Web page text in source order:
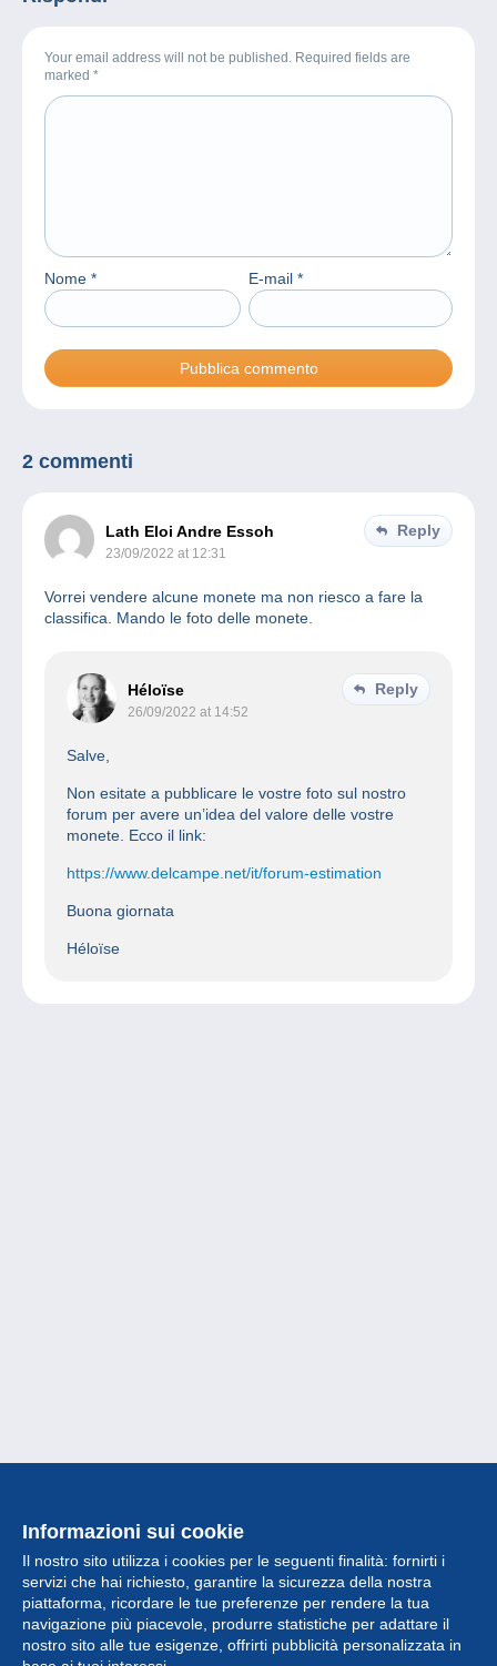
Your email address will not be published. Required fields are
marked *
Nome * E-mail *
2 commenti
Lath Eloi Andre Essoh
23/09/2022 at 12:31
Reply
Vorrei vendere alcune monete ma non riesco a fare la
classifica. Mando le foto delle monete.
Héloïse
26/09/2022 at 14:52
Reply
Salve,
Non esitate a pubblicare le vostre foto sul nostro
forum per avere un’idea del valore delle vostre
monete. Ecco il link:
https://www.delcampe.net/it/forum-estimation
Buona giornata
Héloïse
Informazioni sui cookie
Il nostro sito utilizza i cookies per le seguenti finalità: fornirti i
servizi che hai richiesto, garantire la sicurezza della nostra
piattaforma, ricordare le tue preferenze per rendere la tua
navigazione più piacevole, produrre statistiche per adattare il
nostro sito alle tue esigenze, offrirti pubblicità personalizzata in
Collezione